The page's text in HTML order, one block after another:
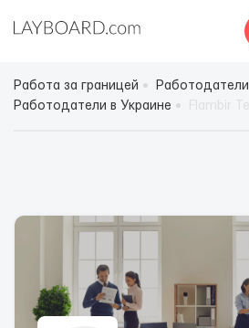
Работа за границей
Работодатели
Работодатели в Украине